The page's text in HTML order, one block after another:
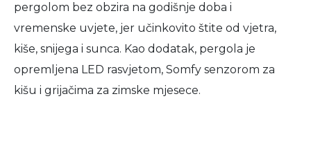
pergolom bez obzira na godišnje doba i
vremenske uvjete, jer učinkovito štite od vjetra,
kiše, snijega i sunca. Kao dodatak, pergola je
opremljena LED rasvjetom, Somfy senzorom za
kišu i grijačima za zimske mjesece.